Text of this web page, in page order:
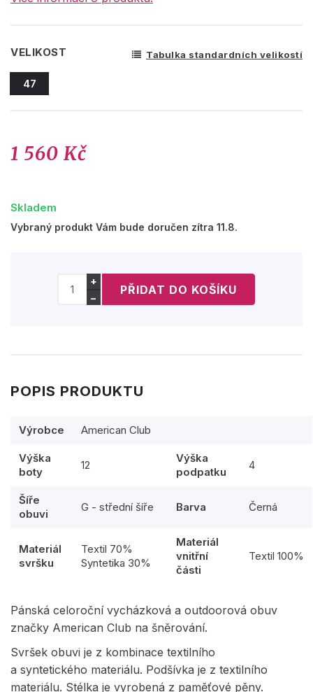
VELIKOST Tabulka standardních velikostí
47
1 560 Kč
Skladem
Vybraný produkt Vám bude doručen zítra 11.8.
+
−
POPIS PRODUKTU
Výrobce American Club
Výška
boty
12
Výška
podpatku
4
Šíře
obuvi
G - střední šíře Barva Černá
Materiál
svršku
Textil 70%
Syntetika 30%
Materiál
vnitřní
části
Textil 100%
Pánská celoroční vycházková a outdoorová obuv
značky American Club na šněrování.
Svršek obuvi je z kombinace textilního
a syntetického materiálu. Podšívka je z textilního
materiálu. Stélka je vyrobená z paměťové pěny.